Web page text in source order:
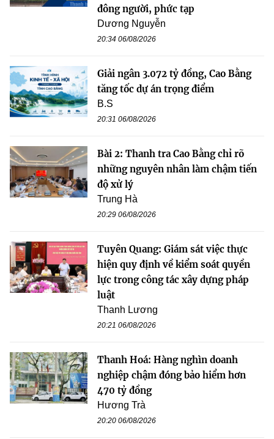
đông người, phức tạp
Dương Nguyễn
20:34 06/08/2026
Giải ngân 3.072 tỷ đồng, Cao Bằng
tăng tốc dự án trọng điểm
B.S
20:31 06/08/2026
Bài 2: Thanh tra Cao Bằng chỉ rõ
những nguyên nhân làm chậm tiến
độ xử lý
Trung Hà
20:29 06/08/2026
Tuyên Quang: Giám sát việc thực
hiện quy định về kiểm soát quyền
lực trong công tác xây dựng pháp
luật
Thanh Lương
20:21 06/08/2026
Thanh Hoá: Hàng nghìn doanh
nghiệp chậm đóng bảo hiểm hơn
470 tỷ đồng
Hương Trà
20:20 06/08/2026